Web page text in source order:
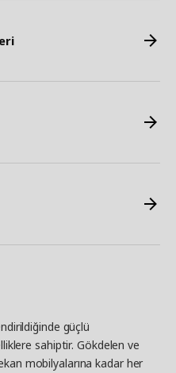
güçlü
sahiptir. Gökdelen ve
mobilyalarına kadar her